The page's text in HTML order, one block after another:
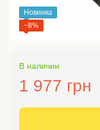
Новинка
−8%
В наличии
1 977 грн